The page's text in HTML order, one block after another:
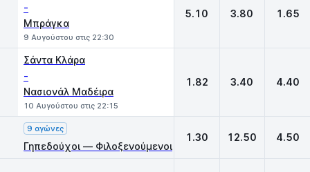
-
Μπράγκα
9 Αυγούστου στις 22:30
5.10 3.80 1.65
Σάντα Κλάρα
-
Νασιονάλ Μαδέιρα
10 Αυγούστου στις 22:15
1.82 3.40 4.40
9 αγώνες
Γηπεδούχοι — Φιλοξενούμενοι
1.30 12.50 4.50